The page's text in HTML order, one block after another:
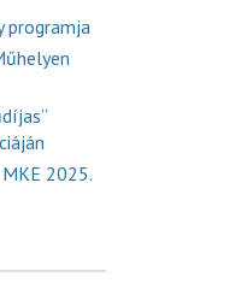
programja
2025.